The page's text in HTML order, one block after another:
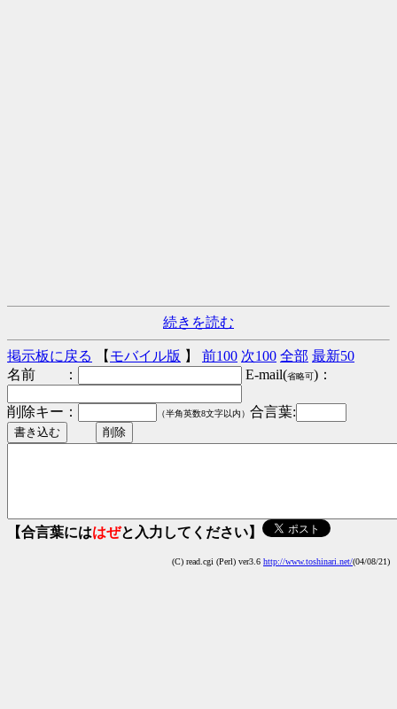
続きを読む
掲示板に戻る 【 モバイル版 】 前100 次100 全部 最新50
名前 ：
E-mail(省略可)：
削除キー： （半角英数8文字以内） 合言葉:
【合言葉にははぜと入力してください】
(C) read.cgi (Perl) ver3.6 http://www.toshinari.net/(04/08/21)